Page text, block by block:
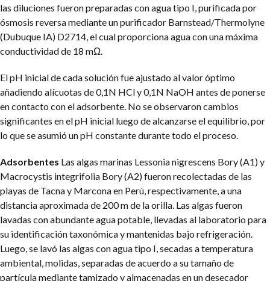
las diluciones fueron preparadas con agua tipo I, purificada por
ósmosis reversa mediante un purificador Barnstead/Thermolyne
(Dubuque IA) D2714, el cual proporciona agua con una máxima
conductividad de 18 mΩ.
El pH inicial de cada solución fue ajustado al valor óptimo
añadiendo alícuotas de 0,1N HCl y 0,1N NaOH antes de ponerse
en contacto con el adsorbente. No se observaron cambios
significantes en el pH inicial luego de alcanzarse el equilibrio, por
lo que se asumió un pH constante durante todo el proceso.
Adsorbentes Las algas marinas Lessonia nigrescens Bory (A1) y
Macrocystis integrifolia Bory (A2) fueron recolectadas de las
playas de Tacna y Marcona en Perú, respectivamente, a una
distancia aproximada de 200 m de la orilla. Las algas fueron
lavadas con abundante agua potable, llevadas al laboratorio para
su identificación taxonómica y mantenidas bajo refrigeración.
Luego, se lavó las algas con agua tipo I, secadas a temperatura
ambiental, molidas, separadas de acuerdo a su tamaño de
partícula mediante tamizado y almacenadas en un desecador